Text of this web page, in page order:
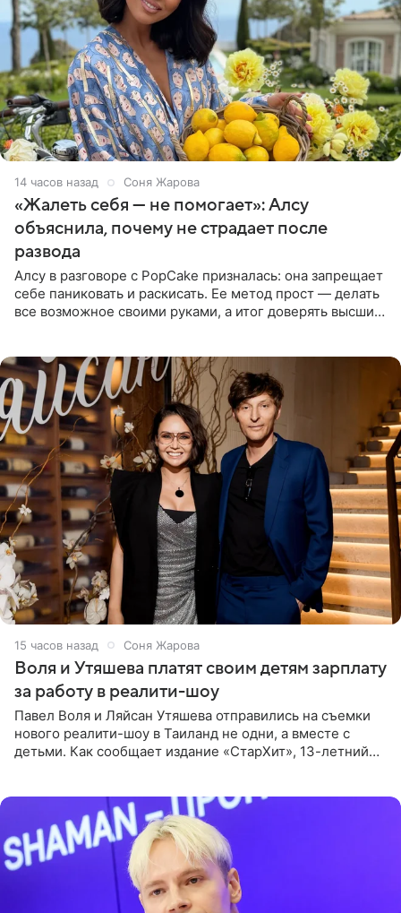
14 часов назад Соня Жарова
«Жалеть себя — не помогает»: Алсу
объяснила, почему не страдает после
развода
Алсу в разговоре с PopCake призналась: она запрещает
себе паниковать и раскисать. Ее метод прост — делать
все возможное своими руками, а итог доверять высшим
15 часов назад Соня Жарова
Воля и Утяшева платят своим детям зарплату
за работу в реалити-шоу
Павел Воля и Ляйсан Утяшева отправились на съемки
нового реалити-шоу в Таиланд не одни, а вместе с
детьми. Как сообщает издание «СтарХит», 13-летний